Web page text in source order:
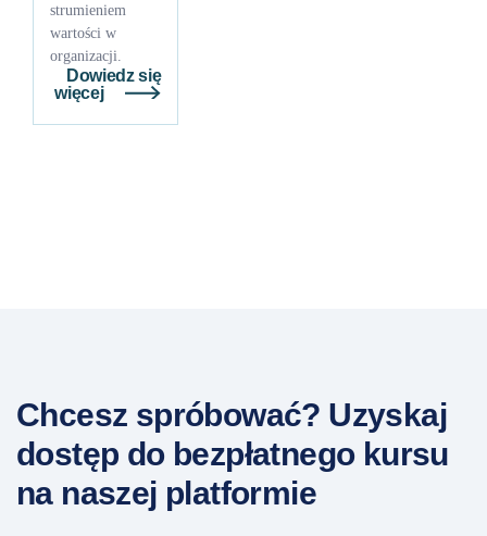
strumieniem
wartości w
organizacji.
Dowiedz się
więcej
Chcesz spróbować? Uzyskaj
dostęp do bezpłatnego kursu
na naszej platformie